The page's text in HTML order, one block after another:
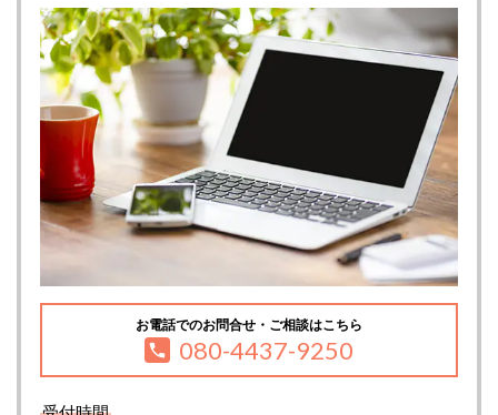
お電話でのお問合せ・ご相談はこちら
080-4437-9250